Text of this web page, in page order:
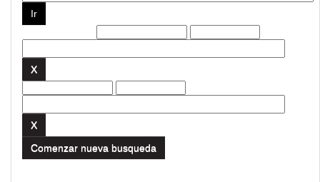
Comenzar nueva busqueda